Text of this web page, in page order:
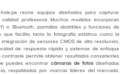
reúne equipos diseñados para capturar
profesional. Muchos modelos incorporan
o Bluetooth, pantallas abatibles y funciones de
que facilita tanto la fotografía estática como la
de sensores CMOS de alta resolución,
de respuesta rápida y sistemas de enfoque
permite obtener resultados consistentes
puedes encontrar cámaras de fotos diseñadas
respaldadas por marcas líderes del mercado.